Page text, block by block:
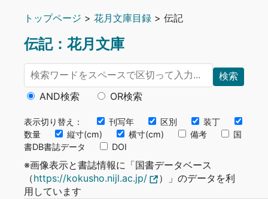
トップページ > 花月文庫目録 > 伝記
伝記：花月文庫
検索
AND検索 OR検索
表示切り替え： 刊写年 区別
装丁
数量
縦寸(cm) 横寸(cm) 備考
国
書DB書誌データ
DOI
※画像表示と書誌情報に「国書データベース
（https://kokusho.nijl.ac.jp/
）」のデータを利
用しています